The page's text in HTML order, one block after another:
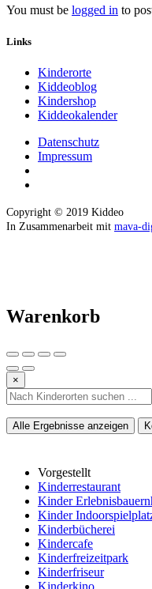
You must be logged in to
Links
Kinderorte
Kiddeoblog
Kindershop
Kiddeokalender
Datenschutz
Impressum
Copyright © 2019 Kiddeo
In Zusammenarbeit mit mava-
Warenkorb
×
Alle Ergebnisse anzeigen
Vorgestellt
Kinderrestaurant
Kinder
Kinder
Kinderbücherei
Kindercafe
Kinderfreizeitpark
Kinderfriseur
Kinderkino